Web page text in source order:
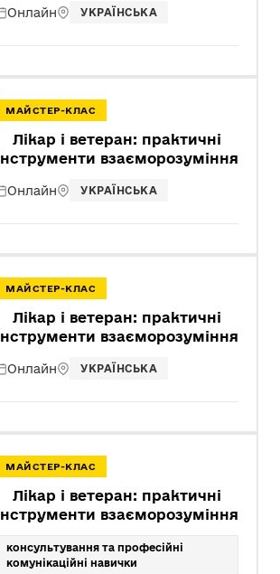
Онлайн УКРАЇНСЬКА
МАЙСТЕР-КЛАС
Лікар і ветеран: практичні
взаєморозуміння
Онлайн УКРАЇНСЬКА
МАЙСТЕР-КЛАС
Лікар і ветеран: практичні
взаєморозуміння
Онлайн УКРАЇНСЬКА
МАЙСТЕР-КЛАС
Лікар і ветеран: практичні
взаєморозуміння
консультування та професійні
комунікаційні навички